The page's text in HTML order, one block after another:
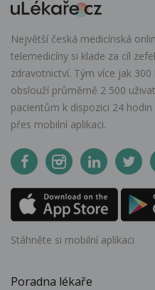
Největší česká medicínská
telemedicíny si klade za cíl
zdravotnictví. Tým více jak
obslouží průměrně 2 500
pacientům k dispozici 24
přes mobilní aplikaci.
Stáhněte si mobilní aplikaci
Poradna lékaře